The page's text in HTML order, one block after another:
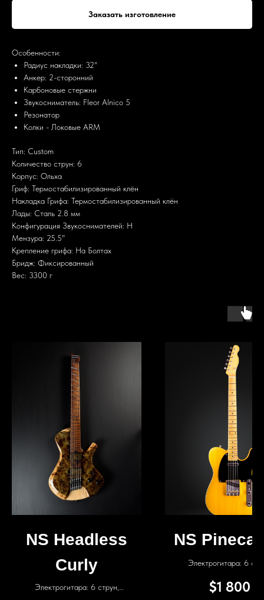
Заказать изготовление
Особенности:
Радиус накладки: 32"
Анкер: 2-сторонний
Карбоновые стержни
Звукосниматель: Fleor Alnico 5
Резонатор
Колки - Локовые ARM
Тип: Custom
Количество струн: 6
Корпус: Ольха
Гриф: Термостабилизированный клён
Накладка Грифа: Термостабилизированный клён
Лады: Сталь 2.8 мм
Конфигурация Звукоснимателей: H
Мензура: 25.5"
Крепление грифа: На Болтах
Бридж: Фиксированный
Вес: 3300 г
NS Headless
Curly
Электрогитара: 6 струн,
NS
Электрогитара: 6
Мензура: 25.5"
$1 800